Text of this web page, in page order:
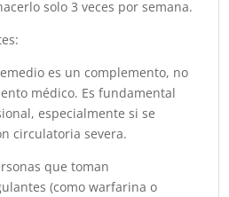
solo 3 veces por semana.
es un complemento, no
médico. Es fundamental
especialmente si se
circulatoria severa.
que toman
(como warfarina o